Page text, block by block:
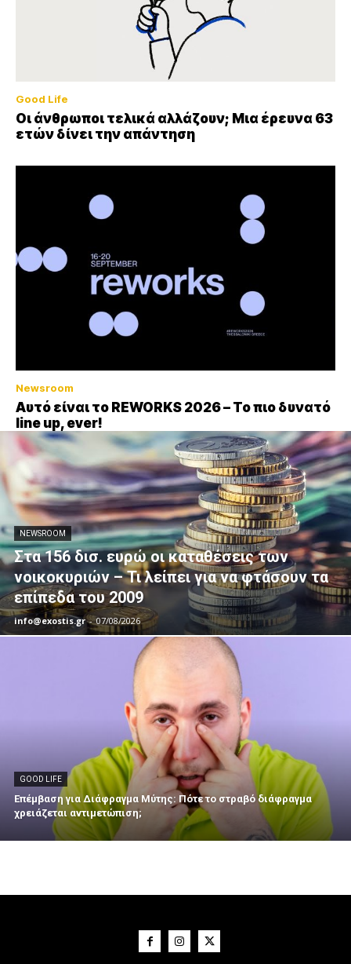
Good Life
Οι άνθρωποι τελικά αλλάζουν; Μια έρευνα 63
ετών δίνει την απάντηση
Newsroom
Αυτό είναι το REWORKS 2026 – Το πιο δυνατό
line up, ever!
NEWSROOM
Στα 156 δισ. ευρώ οι καταθέσεις των
νοικοκυριών – Τι λείπει για να φτάσουν τα
επίπεδα του 2009
info@exostis.gr - 07/08/2026
GOOD LIFE
Επέμβαση για Διάφραγμα Μύτης: Πότε το στραβό διάφραγμα
χρειάζεται αντιμετώπιση;